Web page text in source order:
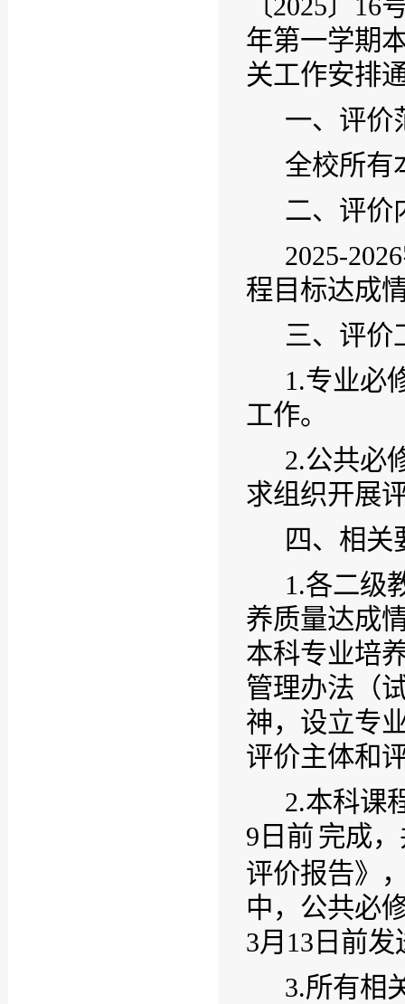
〔2025〕 16
年第一学期
关工作安排
一、评价
全校所有
二、评价
2025-2026
程目标达成
三、评价
1.专业必
工作。
2.公共必
求组织开展
四、相关
1.各二级
养质量达成
本科专业培
管理办法（
神，设立专
评价主体和
2.本科课
9 日前 完成
评价报告》
中，公共必
3月 13 日前
3.所有相